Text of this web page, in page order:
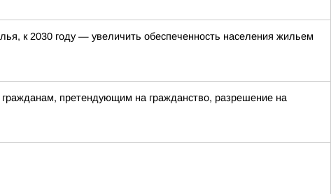
к 2030 году — увеличить обеспеченность населения жильем
претендующим на гражданство, разрешение на